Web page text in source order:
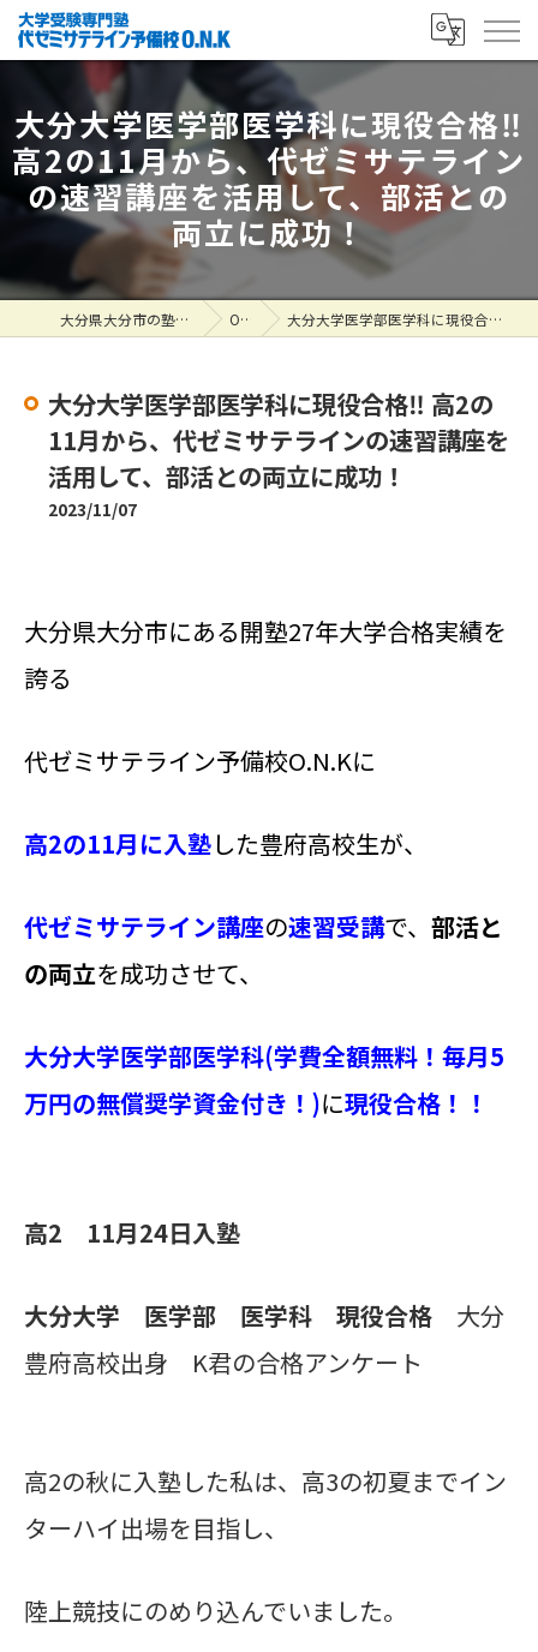
大分大学医学部医学科に現役合格‼
高2の11月から、代ゼミサテライン
の速習講座を活用して、部活との
両立に成功！
大分県大分市の塾なら大学受験専門塾 代ゼミサテライン予備校O.N.K ONK掲示板 大分大学医学部医学科に現役合格‼ 高2の11月から、代ゼミサテラインの速習講座を活用して、部活との両立に成功！
大分大学医学部医学科に現役合格‼ 高2の
11月から、代ゼミサテラインの速習講座を
活用して、部活との両立に成功！
2023/11/07
大分県大分市にある開塾27年大学合格実績を
誇る
代ゼミサテライン予備校O.N.Kに
高2の11月に入塾した豊府高校生が、
代ゼミサテライン講座の速習受講で、 部活と
の両立を成功させて、
大分大学医学部医学科(学費全額無料！毎月5
万円の無償奨学資金付き！)に現役合格！！
高2 11月24日入塾
大分大学 医学部 医学科 現役合格 大分
豊府高校出身 K君の合格アンケート
高2の秋に入塾した私は、高3の初夏までイン
ターハイ出場を目指し、
陸上競技にのめり込んでいました。